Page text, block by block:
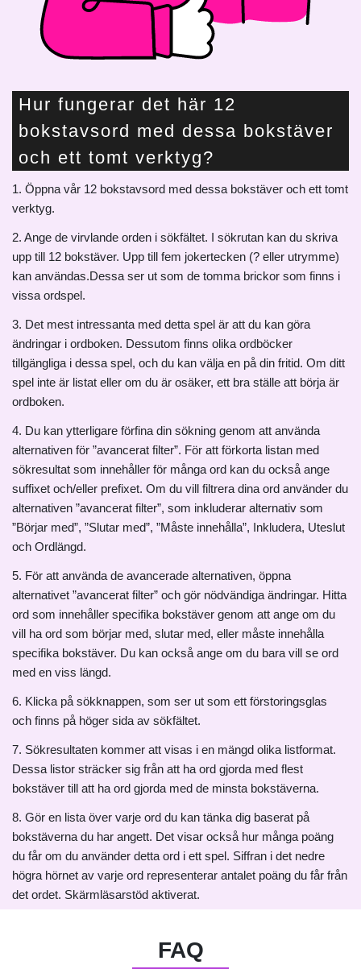
Hur fungerar det här 12
bokstavsord med dessa bokstäver
och ett tomt verktyg?
1. Öppna vår 12 bokstavsord med dessa bokstäver och ett tomt
verktyg.
2. Ange de virvlande orden i sökfältet. I sökrutan kan du skriva
upp till 12 bokstäver. Upp till fem jokertecken (? eller utrymme)
kan användas.Dessa ser ut som de tomma brickor som finns i
vissa ordspel.
3. Det mest intressanta med detta spel är att du kan göra
ändringar i ordboken. Dessutom finns olika ordböcker
tillgängliga i dessa spel, och du kan välja en på din fritid. Om ditt
spel inte är listat eller om du är osäker, ett bra ställe att börja är
ordboken.
4. Du kan ytterligare förfina din sökning genom att använda
alternativen för ”avancerat filter”. För att förkorta listan med
sökresultat som innehåller för många ord kan du också ange
suffixet och/eller prefixet. Om du vill filtrera dina ord använder du
alternativen ”avancerat filter”, som inkluderar alternativ som
”Börjar med”, ”Slutar med”, ”Måste innehålla”, Inkludera, Uteslut
och Ordlängd.
5. För att använda de avancerade alternativen, öppna
alternativet ”avancerat filter” och gör nödvändiga ändringar. Hitta
ord som innehåller specifika bokstäver genom att ange om du
vill ha ord som börjar med, slutar med, eller måste innehålla
specifika bokstäver. Du kan också ange om du bara vill se ord
med en viss längd.
6. Klicka på sökknappen, som ser ut som ett förstoringsglas
och finns på höger sida av sökfältet.
7. Sökresultaten kommer att visas i en mängd olika listformat.
Dessa listor sträcker sig från att ha ord gjorda med flest
bokstäver till att ha ord gjorda med de minsta bokstäverna.
8. Gör en lista över varje ord du kan tänka dig baserat på
bokstäverna du har angett. Det visar också hur många poäng
du får om du använder detta ord i ett spel. Siffran i det nedre
högra hörnet av varje ord representerar antalet poäng du får från
det ordet. Skärmläsarstöd aktiverat.
FAQ